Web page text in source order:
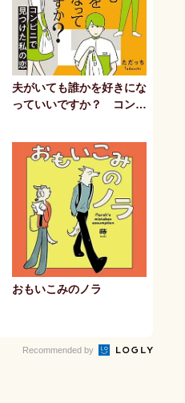
夫がいても誰かを好きにな
っていいですか？ コンビ
おもいこみのノラ
Recommended by